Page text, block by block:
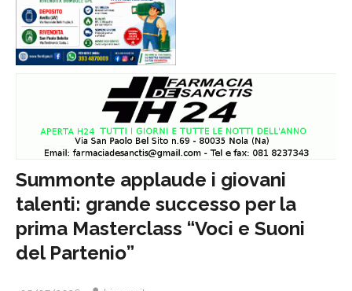
Summonte applaude i giovani
talenti: grande successo per la
prima Masterclass “Voci e Suoni
del Partenio”